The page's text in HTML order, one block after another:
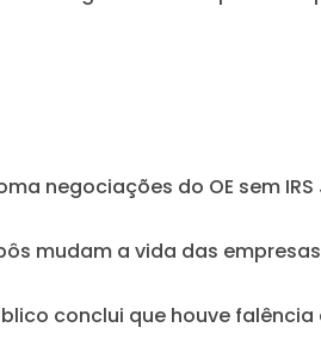
negociações do OE sem
mudam a vida das
conclui que houve